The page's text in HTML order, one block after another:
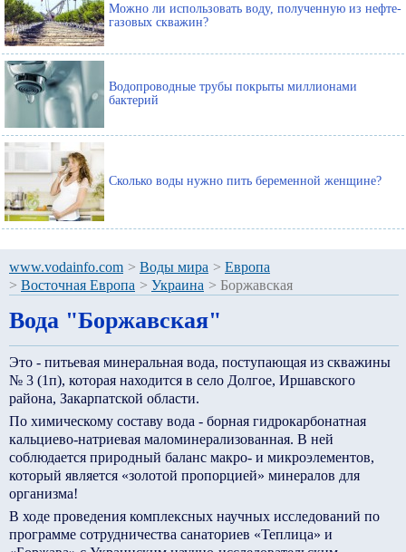
Можно ли использовать воду, полученную из нефте-
газовых скважин?
Водопроводные трубы покрыты миллионами
бактерий
Сколько воды нужно пить беременной женщине?
www.vodainfo.com > Воды мира > Европа
> Восточная Европа > Украина > Боржавская
Вода "Боржавская"
Это - питьевая минеральная вода, поступающая из скважины
№ 3 (1п), которая находится в село Долгое, Иршавского
района, Закарпатской области.
По химическому составу вода - борная гидрокарбонатная
кальциево-натриевая маломинерализованная. В ней
соблюдается природный баланс макро- и микроэлементов,
который является «золотой пропорцией» минералов для
организма!
В ходе проведения комплексных научных исследований по
программе сотрудничества санаториев «Теплица» и